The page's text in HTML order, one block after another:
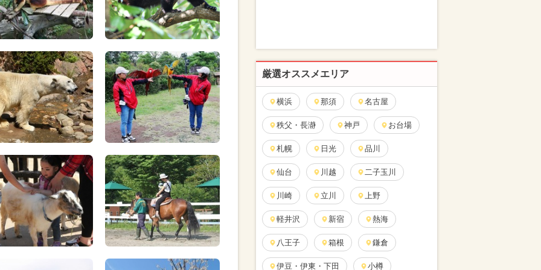
厳選オススメエリア
横浜 那須 名古屋
秩父・長瀞 神戸 お台場
札幌 日光 品川
仙台 川越 二子玉川
川崎 立川 上野
軽井沢 新宿 熱海
八王子 箱根 鎌倉
伊豆・伊東・下田 小樽